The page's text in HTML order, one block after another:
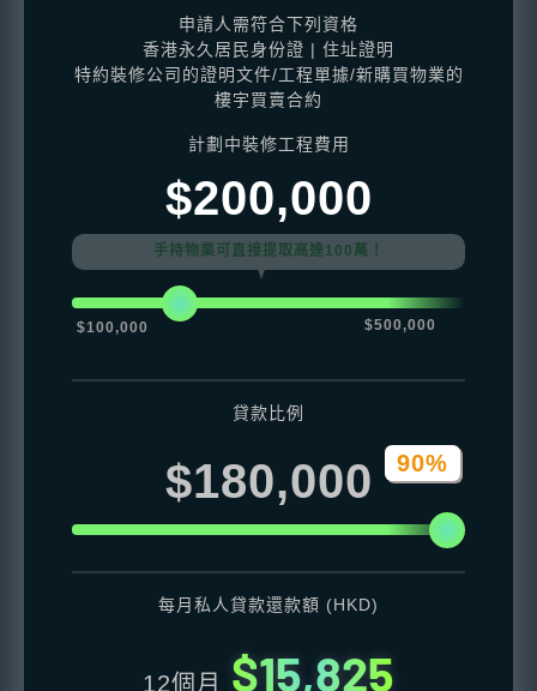
申請人需符合下列資格
香港永久居民身份證 | 住址證明
特約裝修公司的證明文件/工程單據/新購買物業的
樓宇買賣合約
計劃中裝修工程費用
$200,000
手持物業可直接提取高達100萬！
$100,000 $500,000
貸款比例
$180,000 90%
每月私人貸款還款額 (HKD)
12個月 $15,825